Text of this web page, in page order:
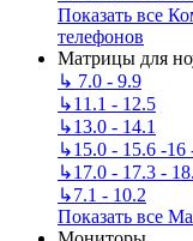
Показать все
телефонов
Матрицы для
↳ 7.0 - 9.9
↳11.1 - 12.5
↳13.0 - 14.1
↳15.0 - 15.6 -16
↳17.0 - 17.3 -
↳7.1 - 10.2
Показать все